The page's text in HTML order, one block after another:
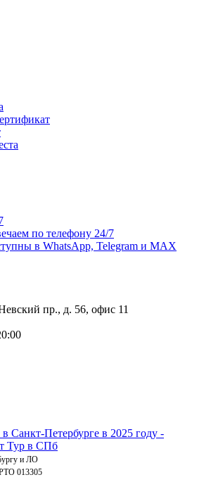
по телефону 24/7
в WhatsApp, Telegram и MAX
пр., д. 56, офис 11
и ЛО
013305